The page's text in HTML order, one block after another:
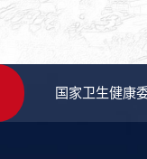
国家卫生健康